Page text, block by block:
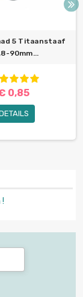
5 Titaanstaaf
90mm...
0,85